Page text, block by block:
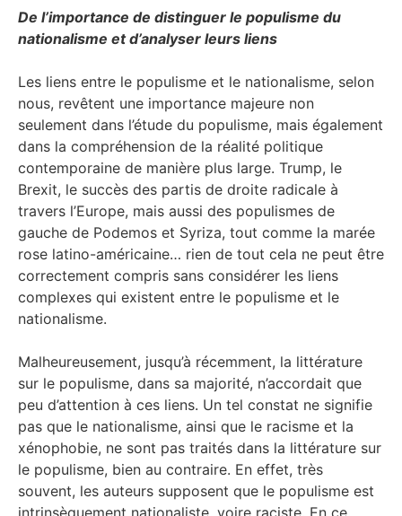
De l’importance de distinguer le populisme du
nationalisme et d’analyser leurs liens
Les liens entre le populisme et le nationalisme, selon
nous, revêtent une importance majeure non
seulement dans l’étude du populisme, mais également
dans la compréhension de la réalité politique
contemporaine de manière plus large. Trump, le
Brexit, le succès des partis de droite radicale à
travers l’Europe, mais aussi des populismes de
gauche de Podemos et Syriza, tout comme la marée
rose latino-américaine… rien de tout cela ne peut être
correctement compris sans considérer les liens
complexes qui existent entre le populisme et le
nationalisme.
Malheureusement, jusqu’à récemment, la littérature
sur le populisme, dans sa majorité, n’accordait que
peu d’attention à ces liens. Un tel constat ne signifie
pas que le nationalisme, ainsi que le racisme et la
xénophobie, ne sont pas traités dans la littérature sur
le populisme, bien au contraire. En effet, très
souvent, les auteurs supposent que le populisme est
intrinsèquement nationaliste, voire raciste. En ce